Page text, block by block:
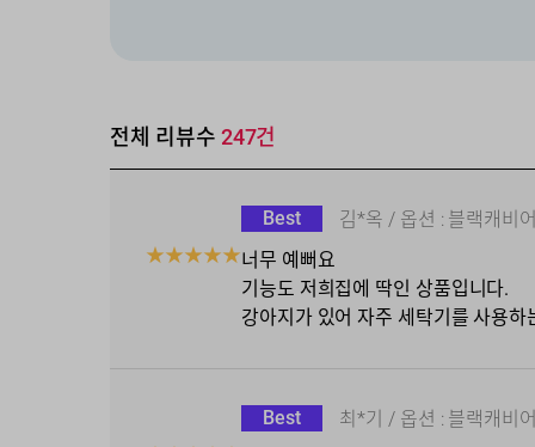
전체 리뷰수 247건
★★★★★
Best 김*옥 / 옵션 : 블랙캐비
너무 예뻐요
기능도 저희집에 딱인 상품입니다.
강아지가 있어 자주 세탁기를 사용
Best 최*기 / 옵션 : 블랙캐비